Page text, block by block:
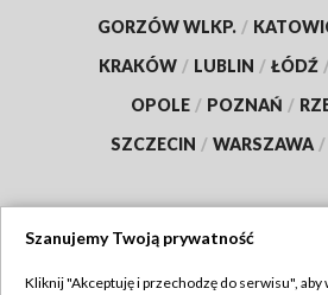
GORZÓW WLKP. /
KRAKÓW / LUBLIN / ŁÓDŹ
OPOLE / POZNAŃ /
SZCZECIN / WARSZAWA /
Szanujemy Twoją prywatność
Kliknij "Akceptuję i przechodzę do serwisu", aby